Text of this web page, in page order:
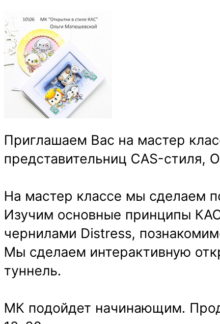
Приглашаем Вас на мастер
представительниц CAS-стиля,
На мастер классе мы сделаем
Изучим основные принципы
чернилами Distress,
Мы сделаем интерактивную
туннель.
МК подойдет начинающим.